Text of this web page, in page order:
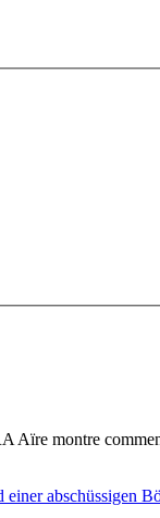
Aïre montre